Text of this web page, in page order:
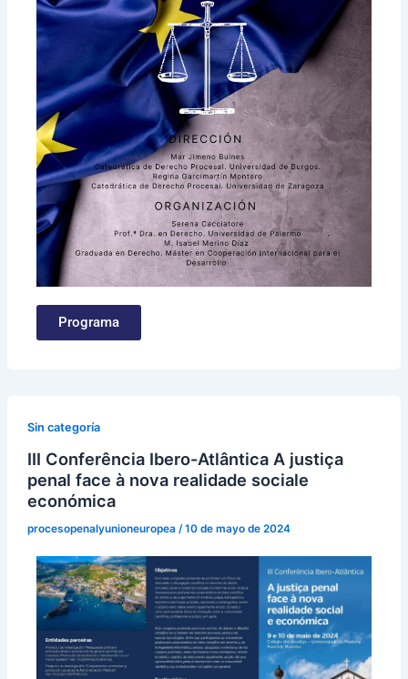
Programa
Sin categoría
III Conferência Ibero-Atlântica A justiça
penal face à nova realidade sociale
económica
procesopenalyunioneuropea /10 de mayo de 2024